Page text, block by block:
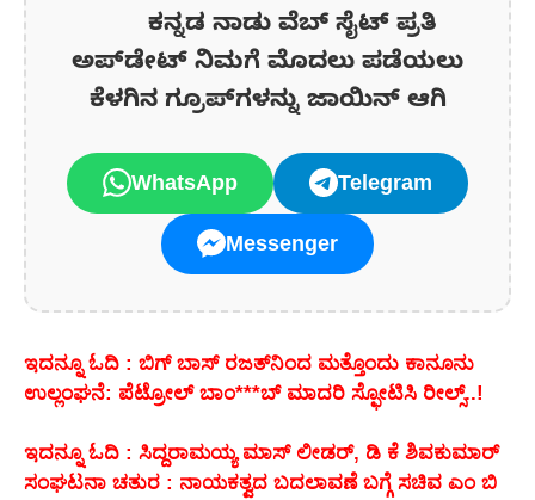
ಕನ್ನಡ ನಾಡು ವೆಬ್ ಸೈಟ್ ಪ್ರತಿ
ಅಪ್‌ಡೇಟ್‌ ನಿಮಗೆ ಮೊದಲು ಪಡೆಯಲು
ಕೆಳಗಿನ ಗ್ರೂಪ್‌ಗಳನ್ನು ಜಾಯಿನ್ ಆಗಿ
WhatsApp Telegram
Messenger
ಇದನ್ನೂ ಓದಿ : ಬಿಗ್ ಬಾಸ್ ರಜತ್‌ನಿಂದ ಮತ್ತೊಂದು ಕಾನೂನು
ಉಲ್ಲಂಘನೆ: ಪೆಟ್ರೋಲ್ ಬಾಂ***ಬ್ ಮಾದರಿ ಸ್ಫೋಟಿಸಿ ರೀಲ್ಸ್..!
ಇದನ್ನೂ ಓದಿ : ಸಿದ್ದರಾಮಯ್ಯ ಮಾಸ್ ಲೀಡರ್, ಡಿ ಕೆ ಶಿವಕುಮಾರ್
ಸಂಘಟನಾ ಚತುರ : ನಾಯಕತ್ವದ ಬದಲಾವಣೆ ಬಗ್ಗೆ ಸಚಿವ ಎಂ ಬಿ